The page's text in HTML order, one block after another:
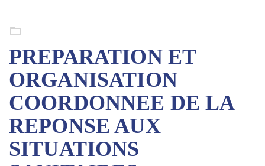
PREPARATION ET
ORGANISATION
COORDONNEE DE LA
REPONSE AUX
SITUATIONS